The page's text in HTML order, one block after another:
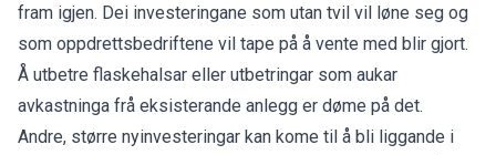
fram igjen. Dei investeringane som utan tvil vil løne seg og
som oppdrettsbedriftene vil tape på å vente med blir gjort.
Å utbetre flaskehalsar eller utbetringar som aukar
avkastninga frå eksisterande anlegg er døme på det.
Andre, større nyinvesteringar kan kome til å bli liggande i